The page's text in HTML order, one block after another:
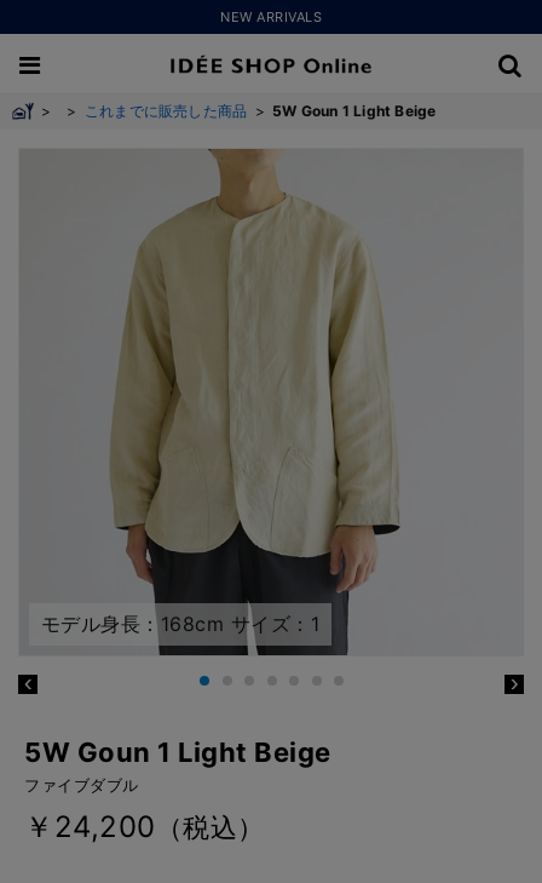
NEW ARRIVALS
> > これまでに販売した商品 > 5W Goun 1 Light Beige
モデル身長：168cm サイズ：1
5W Goun 1 Light Beige
ファイブダブル
￥24,200 （税込）